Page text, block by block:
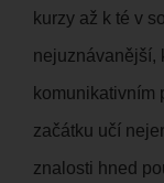
kurzy až k té v
nejuznávanější,
komunikativním
začátku učí
znalosti hned